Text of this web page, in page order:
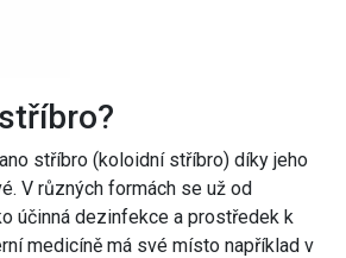
stříbro (koloidní stříbro) díky jeho
V různých formách se už od
účinná dezinfekce a prostředek k
medicíně má své místo například v